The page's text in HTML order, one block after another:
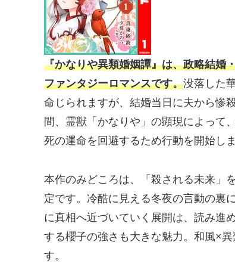
『かなりや異類婚姻譚』は、政略結婚
ファンタジーロマンスです。没落した
命じられますが、結婚当日に夫から惨
間、霊獣「かなりや」の顕現によって
死の運命を回避するため行動を開始しま
本作のみどころは、「殺される未来」
定です。冷酷に見える冬夜の言動の裏
に真相へ近づいていく展開は、読み進
する櫻子の強さも大きな魅力。和風×
す。